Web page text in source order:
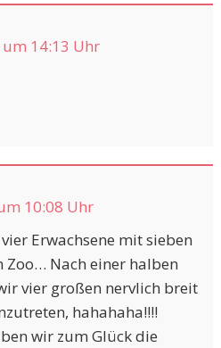
14:13 Uhr
10:08 Uhr
Erwachsene mit sieben
Zoo… Nach einer halben
vier großen nervlich breit
hahahaha!!!!
wir zum Glück die